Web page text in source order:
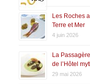
Les Roches
Terre et Mer
4 juin 2026
La
de l’Hôtel
29 mai 2026